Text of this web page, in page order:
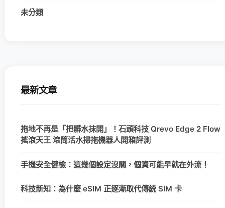
未分類
最新文章
拖地不再是「把髒水抹開」！石頭科技 Qrevo Edge 2 Flow
搖滾天王 滾筒活水掃拖機器人開箱評測
手機安全健檢：這幾個設定沒關，個資可能早就在外流！
科技新知：為什麼 eSIM 正逐漸取代傳統 SIM 卡